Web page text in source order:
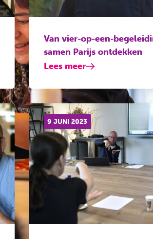
Van vier-op-een-
samen Parijs ontdekken
Lees meer
9 JUNI 2023